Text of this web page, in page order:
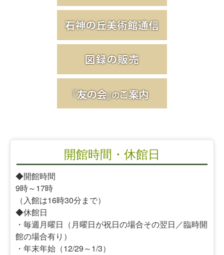
開館時間・休館日
◆開館時間
9時～17時
（入館は16時30分まで）
◆休館日
・毎週月曜日（月曜日が祝日の場合その翌日／臨時開
館の場合有り）
・年末年始（12/29～1/3）